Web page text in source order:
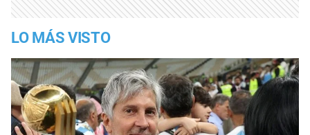
LO MÁS VISTO